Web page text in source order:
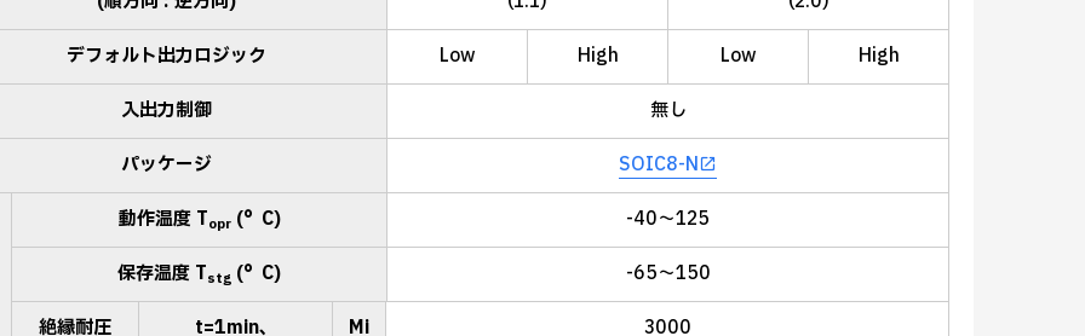
デフォルト出力ロジック
Low High Low
High
入出力制御
無し
パッケージ
SOIC8-N
動作温度 Topr(°C)
-40～125
保存温度 Tstg (°C)
-65～150
絶縁耐圧
t=1min、 Mi 3000